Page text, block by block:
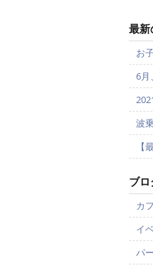
最新
お
6月
波
【
ブロ
カ
イ
パ